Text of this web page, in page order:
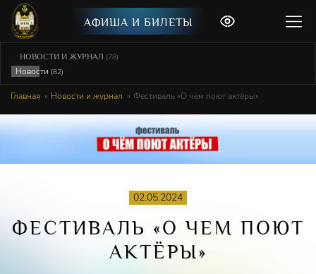
АФИША И БИЛЕТЫ
НОВОСТИ И ЖУРНАЛ (78)
Новости (82)
Главная Новости и журнал Фестиваль «О чем поют актёры»
02.05.2024
ФЕСТИВАЛЬ «О ЧЕМ ПОЮТ
АКТЁРЫ»